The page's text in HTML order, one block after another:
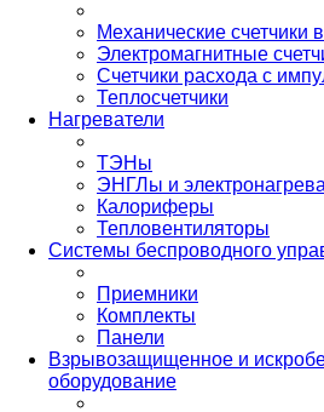
Механические счетчики
Электромагнитные
Счетчики расхода с
Теплосчетчики
Нагреватели
ТЭНы
ЭНГЛы и
Калориферы
Тепловентиляторы
Системы беспроводного
Приемники
Комплекты
Панели
Взрывозащищенное и
оборудование